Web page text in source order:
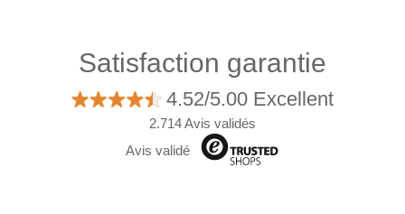
Satisfaction garantie
4.52/5.00 Excellent
2.714 Avis validés
Avis validé